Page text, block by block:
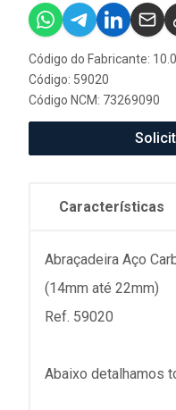
Código do Fabricante:
Código: 59020
Código NCM: 73269090
Características
Abraçadeira Aço
(14mm até 22mm)
Ref. 59020
Abaixo detalhamos